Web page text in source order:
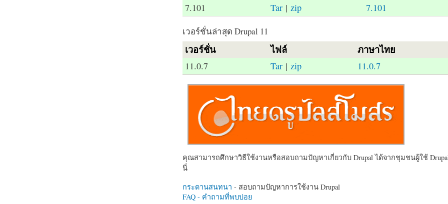
7.101 Tar| zip 7.101
เวอร์ชั่นล่าสุด Drupal 11
เวอร์ชั่น ไฟล์ ภาษาไทย
11.0.7 Tar| zip 11.0.7
คุณสามารถศึกษาวิธีใช้งานหรือสอบถามปัญหาเกี่ยวกับ Drupal ได้จากชุมชนผู้ใช้
นี่
กระดานสนทนา - สอบถามปัญหาการใช้งาน Drupal
FAQ - คำถามที่พบบ่อย